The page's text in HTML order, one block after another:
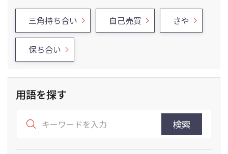
三角持ち合い 自己売買 さや
保ち合い
用語を探す
検索